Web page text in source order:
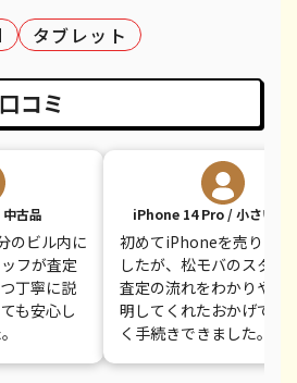
度見積(非公開)
度見積(非公開)
度見積(非公開)
¥7,800
¥12,100
タブレット
コミ
古品
のビル内に
フが査定
丁寧に説
も安心し
iPhone 14 Pro / 小さい傷
初めてiPhoneを売りに
したが、松モバのスタッ
査定の流れをわかりやす
明してくれたおかげで不
く手続きできました。